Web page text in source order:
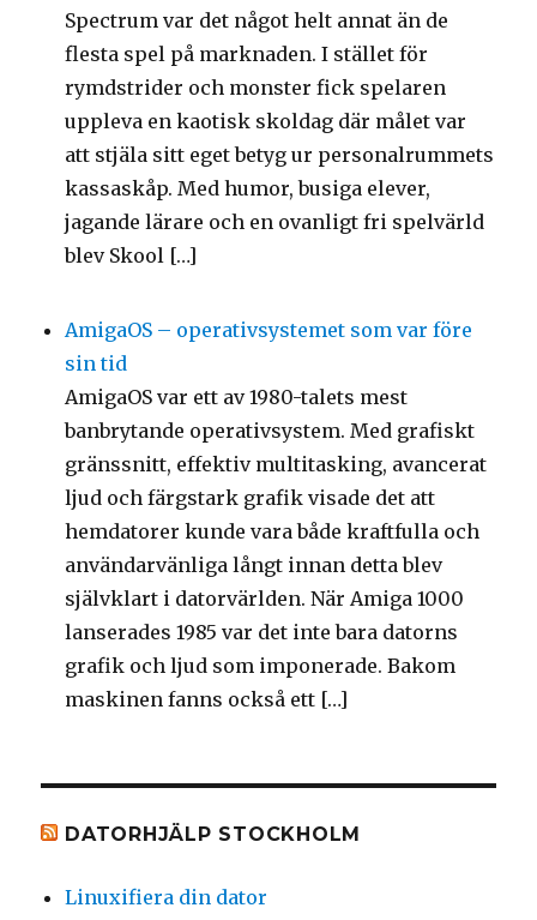
Spectrum var det något helt annat än de
flesta spel på marknaden. I stället för
rymdstrider och monster fick spelaren
uppleva en kaotisk skoldag där målet var
att stjäla sitt eget betyg ur personalrummets
kassaskåp. Med humor, busiga elever,
jagande lärare och en ovanligt fri spelvärld
blev Skool […]
AmigaOS – operativsystemet som var före
sin tid
AmigaOS var ett av 1980-talets mest
banbrytande operativsystem. Med grafiskt
gränssnitt, effektiv multitasking, avancerat
ljud och färgstark grafik visade det att
hemdatorer kunde vara både kraftfulla och
användarvänliga långt innan detta blev
självklart i datorvärlden. När Amiga 1000
lanserades 1985 var det inte bara datorns
grafik och ljud som imponerade. Bakom
maskinen fanns också ett […]
DATORHJÄLP STOCKHOLM
Linuxifiera din dator